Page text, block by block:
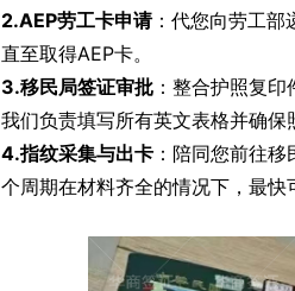
2.AEP劳工卡申请：代您向劳工部
直至取得AEP卡。
3.移民局签证审批 ：整合护照复
我们负责填写所有英文表格并确保
4.指纹采集与出卡 ：陪同您前往
个周期在材料齐全的情况下，最快